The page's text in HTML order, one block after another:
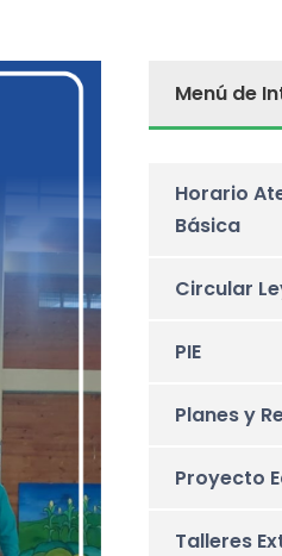
Menú de
Horario
Básica
Circular
PIE
Planes y
Proyecto
Talleres